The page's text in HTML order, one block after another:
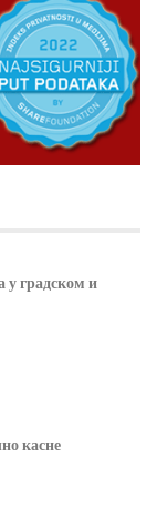
у градском и
касне